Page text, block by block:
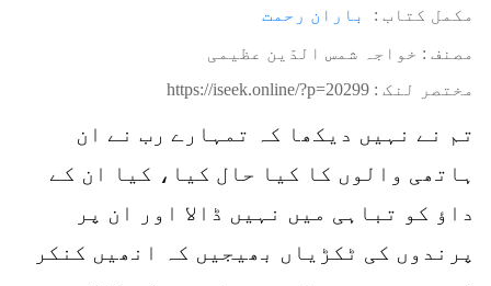
مکمل کتاب : باران رحمت
مصنف : خواجہ شمس الدّین عظیمی
مختصر لنک : https://iseek.online/?p=20299
تم نے نہیں دیکھا کہ تمہارے رب نے ان
ہاتھی والوں کا کیا حال کیا، کیا ان کے
داؤ کو تباہی میں نہیں ڈالا اور ان پر
پرندوں کی ٹکڑیاں بھیجیں کہ انھیں کنکر